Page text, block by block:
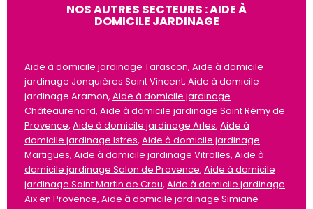
NOS AUTRES SECTEURS : AIDE À
DOMICILE JARDINAGE
Aide à domicile jardinage Tarascon, Aide à domicile
jardinage Jonquières Saint Vincent, Aide à domicile
jardinage Aramon, Aide à domicile jardinage
Châteaurenard, Aide à domicile jardinage Saint Rémy de
Provence, Aide à domicile jardinage Arles, Aide à
domicile jardinage Istres, Aide à domicile jardinage
Martigues, Aide à domicile jardinage Vitrolles, Aide à
domicile jardinage Salon de Provence, Aide à domicile
jardinage Saint Martin de Crau, Aide à domicile jardinage
Aix en Provence, Aide à domicile jardinage Simiane